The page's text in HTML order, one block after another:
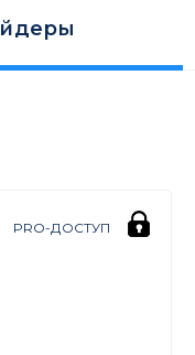
PRO-ДОСТУП